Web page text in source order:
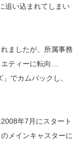
追い込まれてしまい
ましたが、所属事務
エティーに転向…
でカムバックし、
年7月にスタート
メインキャスターに